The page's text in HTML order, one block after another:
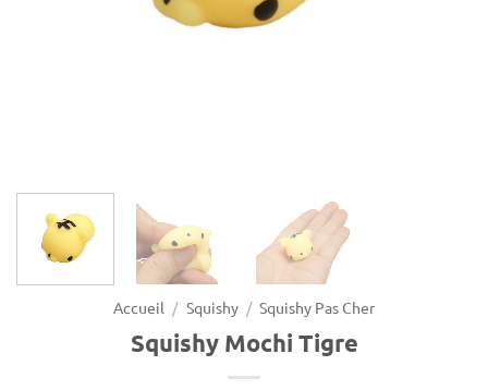
Accueil / Squishy / Squishy Pas Cher
Squishy Mochi Tigre